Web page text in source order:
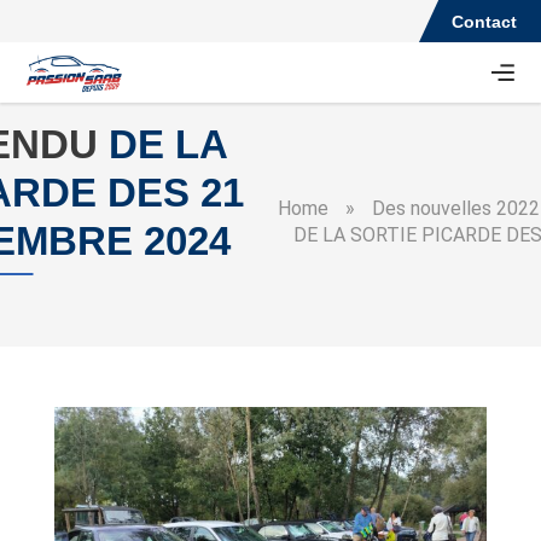
Contact
DE LA
DES 21
2024
Home »
Des nouvelles
DE LA SORTIE PICARDE